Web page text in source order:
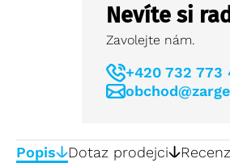
Nevíte si
Zavolejte nám.
+420 732 773
Popis Dotaz prodejci